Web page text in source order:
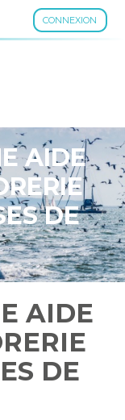
CONNEXION
AIDE
DE
AIDE
DE